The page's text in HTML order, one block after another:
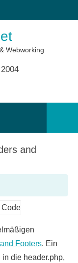
Webworking
and
Footers. Ein
die header.php,